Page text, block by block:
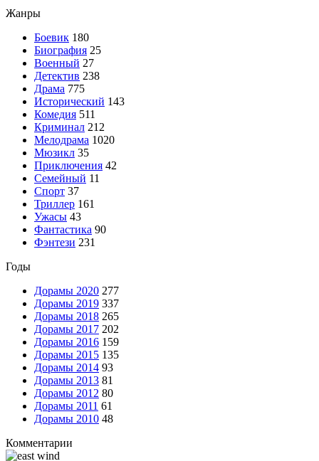
Жанры
Боевик 180
Биография 25
Военный 27
Детектив 238
Драма 775
Исторический 143
Комедия 511
Криминал 212
Мелодрама 1020
Мюзикл 35
Приключения 42
Семейный 11
Спорт 37
Триллер 161
Ужасы 43
Фантастика 90
Фэнтези 231
Годы
Дорамы 2020 277
Дорамы 2019 337
Дорамы 2018 265
Дорамы 2017 202
Дорамы 2016 159
Дорамы 2015 135
Дорамы 2014 93
Дорамы 2013 81
Дорамы 2012 80
Дорамы 2011 61
Дорамы 2010 48
Комментарии